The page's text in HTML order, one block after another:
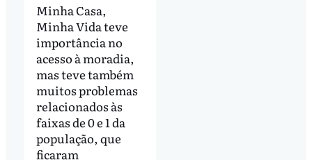
Minha Casa,
Minha Vida teve
importância no
acesso à moradia,
mas teve também
muitos problemas
relacionados às
faixas de 0 e 1 da
população, que
ficaram